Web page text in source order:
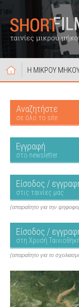
Η ΜΙΚΡΟΥ
Αναζητήστε
σε όλο το site
Εγγραφή
στο newsletter
Είσοδος /
στις ταινίες μας
(απαραίτητο για την
Είσοδος /
στη Χρυσή
(απαραίτητο για το